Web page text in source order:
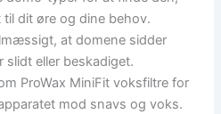
dit øre og dine behov.
at domene sidder
slidt eller beskadiget.
ProWax MiniFit voksfiltre for
mod snavs og voks.